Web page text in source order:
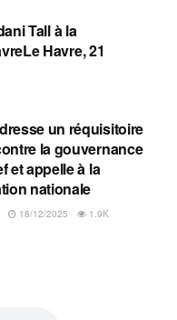
Tall à la
Havre, 21
un réquisitoire
la gouvernance
et appelle à la
nationale
18/12/2025 1.9K